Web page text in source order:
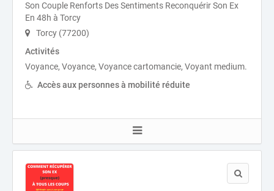
Son Couple Renforts Des Sentiments Reconquérir Son Ex
En 48h à Torcy
Torcy (77200)
Activités
Voyance, Voyance, Voyance cartomancie, Voyant medium.
Accès aux personnes à mobilité réduite